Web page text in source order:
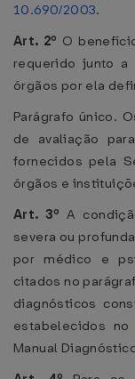
10.690/2003.
Art. 2º O
requerido junto a
órgãos por ela
Parágrafo único.
de avaliação
fornecidos pela
órgãos e
Art. 3ºA
severa ou
por médico e
citados no
diagnósticos
estabelecidos no
Manual